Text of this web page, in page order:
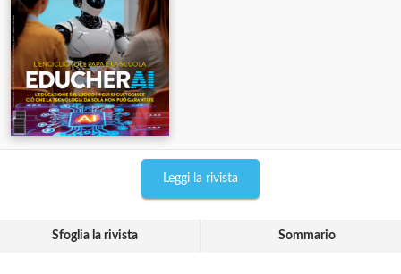
Leggi la rivista
Sfoglia la rivista Sommario